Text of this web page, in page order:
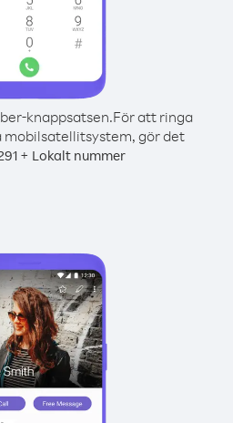
knappsatsen.För att ringa
mobilsatellitsystem, gör det
+ Lokalt nummer